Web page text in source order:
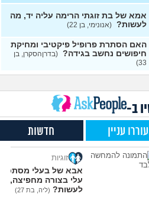
אותה מתוך כעס. איך
עצות
להסביר לה שאני רוצה
(עידן, בן 27)
20
עצות
ביני לבית הזוג, מה
(אנונימי, בן 24) עצות
(אלי, בן
איתו היום לדייט ראשון
בת 18)
עם בנות בים/ הליכה
או מועדון?
(רואי, בן
אותי לדייטים גרועים
17
עצות
אמא של בת זוגתי הרימה עליה יד, מה
לעשות? (אנונימי, בן 22)
האם הסתרת פרופיל פיקטיבי ומחיקת
חיפושים נחשב בגידה? (בדרןהסקרן, בן
33)
ב-
עוררו עניין חדשות
זוגיות
אבא של בעלי מסתכל
עלי בצורה מחפיצה, מה
לעשות? (ליה, בת 27)